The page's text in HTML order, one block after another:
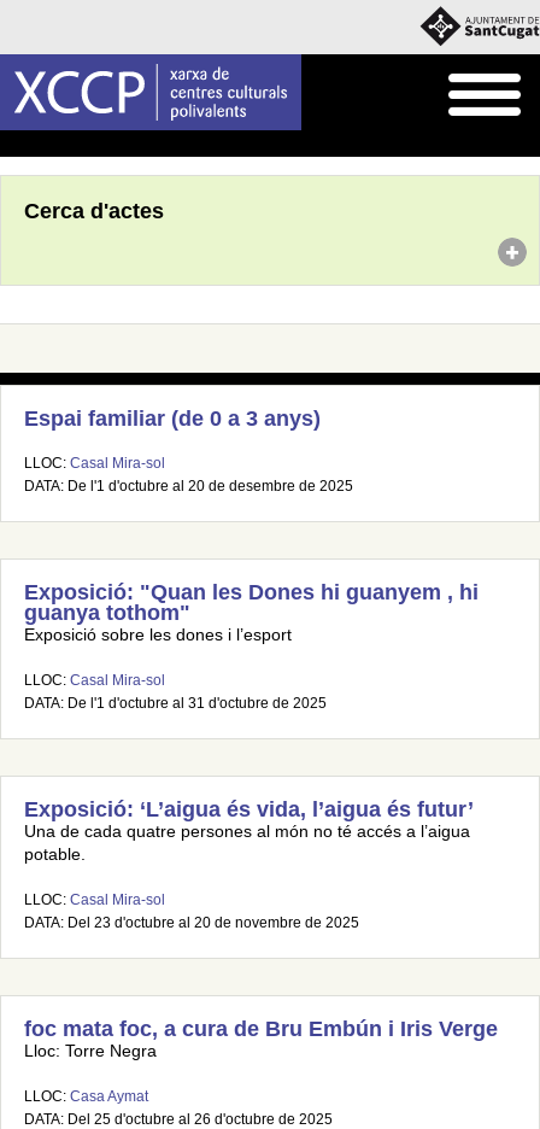
Cerca d'actes
Espai familiar (de 0 a 3 anys)
LLOC: Casal Mira-sol
DATA: De l'1 d'octubre al 20 de desembre de 2025
Exposició: "Quan les Dones hi guanyem , hi
guanya tothom"
Exposició sobre les dones i l’esport
LLOC: Casal Mira-sol
DATA: De l'1 d'octubre al 31 d'octubre de 2025
Exposició: ‘L’aigua és vida, l’aigua és futur’
Una de cada quatre persones al món no té accés a l’aigua
potable.
LLOC: Casal Mira-sol
DATA: Del 23 d'octubre al 20 de novembre de 2025
foc mata foc, a cura de Bru Embún i Iris Verge
Lloc: Torre Negra
LLOC: Casa Aymat
DATA: Del 25 d'octubre al 26 d'octubre de 2025